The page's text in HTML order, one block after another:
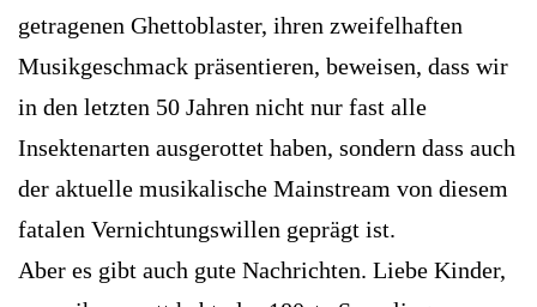
getragenen Ghettoblaster, ihren zweifelhaften
Musikgeschmack präsentieren, beweisen, dass wir
in den letzten 50 Jahren nicht nur fast alle
Insektenarten ausgerottet haben, sondern dass auch
der aktuelle musikalische Mainstream von diesem
fatalen Vernichtungswillen geprägt ist.
Aber es gibt auch gute Nachrichten. Liebe Kinder,